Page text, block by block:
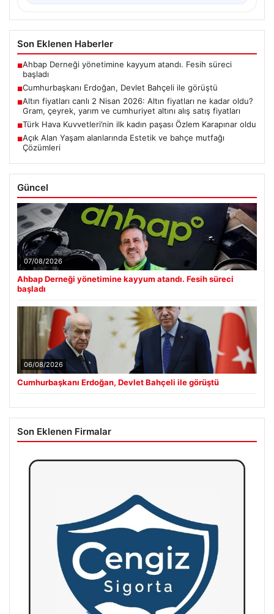
Son Eklenen Haberler
■Ahbap Derneği yönetimine kayyum atandı. Fesih süreci
başladı
■Cumhurbaşkanı Erdoğan, Devlet Bahçeli ile görüştü
■Altın fiyatları canlı 2 Nisan 2026: Altın fiyatları ne kadar oldu?
Gram, çeyrek, yarım ve cumhuriyet altını alış satış fiyatları
■Türk Hava Kuvvetleri’nin ilk kadın paşası Özlem Karapınar oldu
■Açık Alan Yaşam alanlarında Estetik ve bahçe mutfağı
Çözümleri
Güncel
07/08/2026
Ahbap Derneği yönetimine kayyum atandı. Fesih süreci
başladı
06/08/2026
Cumhurbaşkanı Erdoğan, Devlet Bahçeli ile görüştü
Son Eklenen Firmalar